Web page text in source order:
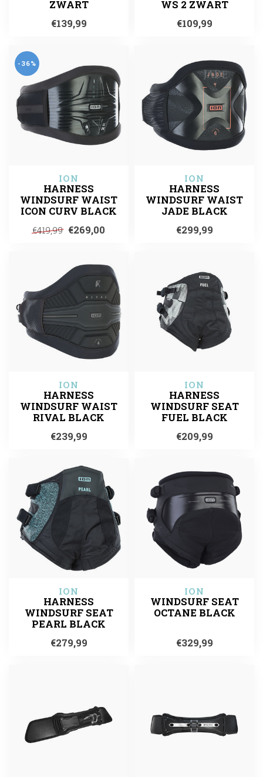
ZWART
€139,99
WS 2 ZWART
€109,99
-36%
ION
HARNESS
WINDSURF WAIST
ICON CURV BLACK
€419,99 €269,00
ION
HARNESS
WINDSURF WAIST
JADE BLACK
€299,99
ION
HARNESS
WINDSURF WAIST
RIVAL BLACK
€239,99
ION
HARNESS
WINDSURF SEAT
FUEL BLACK
€209,99
ION
HARNESS
WINDSURF SEAT
PEARL BLACK
€279,99
ION
WINDSURF SEAT
OCTANE BLACK
€329,99